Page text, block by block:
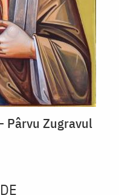
Pârvu Zugravul